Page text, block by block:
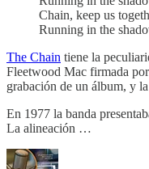
Chain, keep us
Running in the
The Chain tiene la
Fleetwood Mac firmada
grabación de un álbum, y
En 1977 la banda
La alineación …